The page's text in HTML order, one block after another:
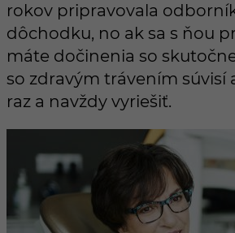
rokov pripravovala
dôchodku, no ak sa s ňou
máte dočinenia so
so zdravým trávením súvisí
raz a navždy vyriešiť.